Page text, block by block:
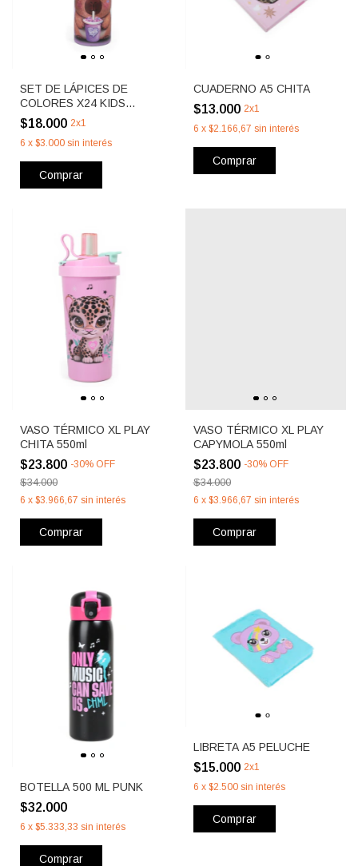
SET DE LÁPICES DE
COLORES X24 KIDS
CAPYMOLA
$18.000 2x1
6 x $3.000 sin interés
Comprar
CUADERNO A5 CHITA
$13.000 2x1
6 x $2.166,67 sin interés
Comprar
VASO TÉRMICO XL PLAY
CHITA 550ml
$23.800 -30% OFF
$34.000
6 x $3.966,67 sin interés
Comprar
VASO TÉRMICO XL PLAY
CAPYMOLA 550ml
$23.800 -30% OFF
$34.000
6 x $3.966,67 sin interés
Comprar
BOTELLA 500 ML PUNK
$32.000
6 x $5.333,33 sin interés
Comprar
LIBRETA A5 PELUCHE
$15.000 2x1
6 x $2.500 sin interés
Comprar